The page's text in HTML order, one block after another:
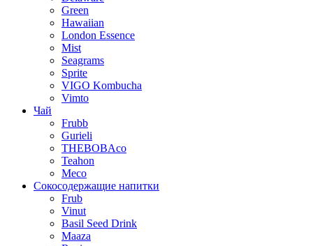
Green
Hawaiian
London Essence
Mist
Seagrams
Sprite
VIGO Kombucha
Vimto
Чай
Frubb
Gurieli
THEBOBAco
Teahon
Meco
Сокосодержащие напитки
Frub
Vinut
Basil Seed Drink
Maaza